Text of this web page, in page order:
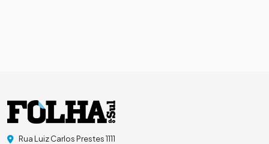
Rua Luiz Carlos Prestes 1111